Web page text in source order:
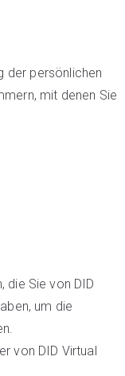
der persönlichen
mit denen Sie
die Sie von DID
um die
von DID Virtual